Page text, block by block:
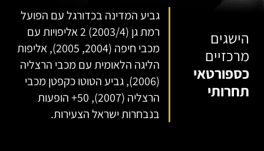
הישגים
מרכזיים
כספורטאי
תחרותי
גביע המדינה בכדורגל עם הפועל
רמת גן (2003/4) 2 אליפויות עם
מכבי חיפה (2004, 2005), אליפות
הליגה הלאומית עם מכבי הרצליה
(2006), גביע הטוטו כקפטן מכבי
הרצליה (2007), 50+ הופעות
בנבחרות ישראל הצעירות.